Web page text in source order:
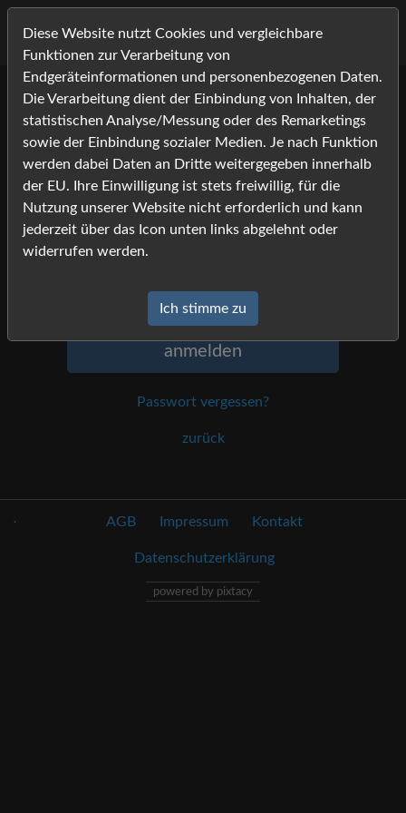
Anmeldung
Um sich anzumelden, geben Sie Namen
und Passwort ein, und klicken Sie auf
»anmelden«.
anmelden
Passwort vergessen?
zurück
Diese Website nutzt Cookies und vergleichbare
Funktionen zur Verarbeitung von
Endgeräteinformationen und personenbezogenen Daten.
Die Verarbeitung dient der Einbindung von Inhalten, der
statistischen Analyse/Messung oder des Remarketings
sowie der Einbindung sozialer Medien. Je nach Funktion
werden dabei Daten an Dritte weitergegeben innerhalb
der EU. Ihre Einwilligung ist stets freiwillig, für die
Nutzung unserer Website nicht erforderlich und kann
jederzeit über das Icon unten links abgelehnt oder
widerrufen werden.
Ich stimme zu
. AGB Impressum Kontakt
Datenschutzerklärung
powered by pixtacy